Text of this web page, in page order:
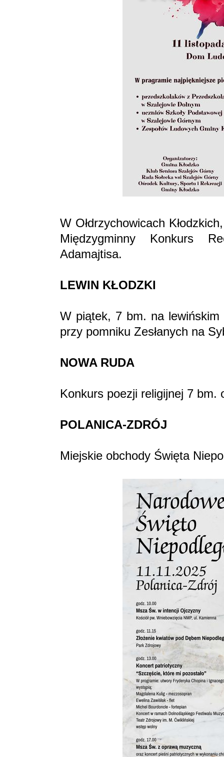
W Ołdrzychowicach
Międzygminny Konkurs
Adamajtisa.
LEWIN KŁODZKI
W piątek, 7 bm. na
przy pomniku Zesłanych na
NOWA RUDA
Konkurs poezji religijnej 7 bm.
POLANICA-ZDRÓJ
Miejskie obchody Święta